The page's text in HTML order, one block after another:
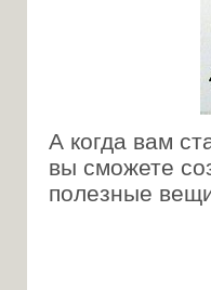
А когда вам
вы сможете
полезные